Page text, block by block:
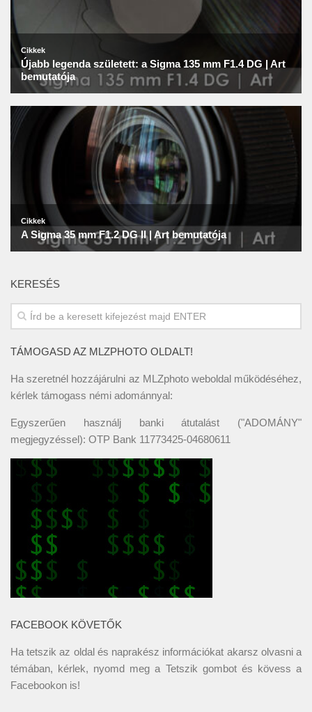
KERESÉS
TÁMOGASD AZ MLZPHOTO OLDALT!
Ha szeretnél hozzájárulni az MLZphoto weboldal működéséhez,
kérlek támogass némi adománnyal:
Egyszerűen használj banki átutalást ("ADOMÁNY"
megjegyzéssel): OTP Bank 11773425-04680611
FACEBOOK KÖVETŐK
Ha tetszik az oldal és naprakész információkat akarsz olvasni a
témában, kérlek, nyomd meg a Tetszik gombot és kövess a
Facebookon is!